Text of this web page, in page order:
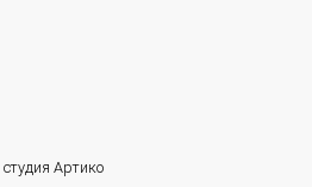
студия Артико